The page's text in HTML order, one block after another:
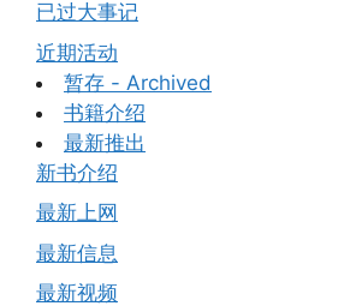
已过大事记
近期活动
暂存 - Archived
书籍介绍
最新推出
新书介绍
最新上网
最新信息
最新视频